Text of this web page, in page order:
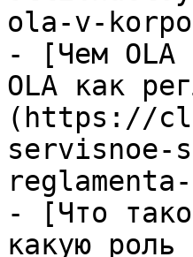
ola-v-
- [Чем OLA
OLA как
(https://
servisnoe-
- [Что
какую роль